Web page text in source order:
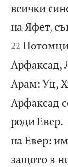
всички
на Яфет,
22
Арфаксад,
Арам: Уц,
Арфаксад
роди Евер.
на Евер:
защото в